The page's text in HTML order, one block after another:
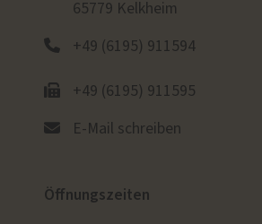
65779 Kelkheim
+49 (6195) 911594
+49 (6195) 911595
E-Mail schreiben
Öffnungszeiten